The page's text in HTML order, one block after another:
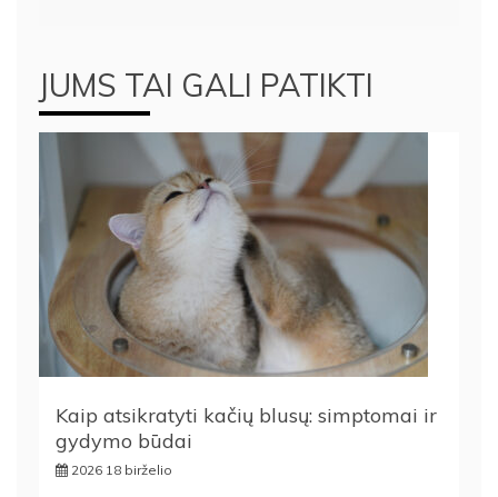
JUMS TAI GALI PATIKTI
Kaip atsikratyti kačių blusų: simptomai ir
gydymo būdai
2026 18 birželio